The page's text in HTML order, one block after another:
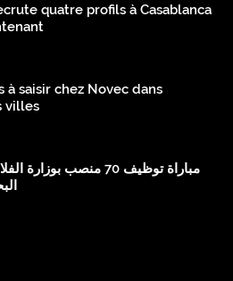
quatre profils à Casablanca
à saisir chez Novec dans
villes
مباراة توظيف 70 منصب